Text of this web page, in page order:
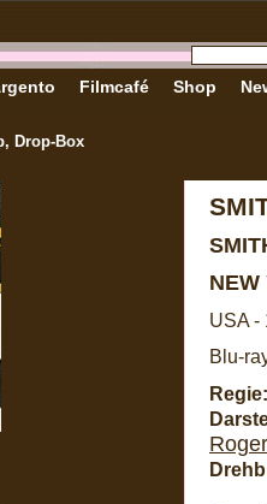
Drop-Box
Filmcafé Shop
USA -
Blu-
Regie: